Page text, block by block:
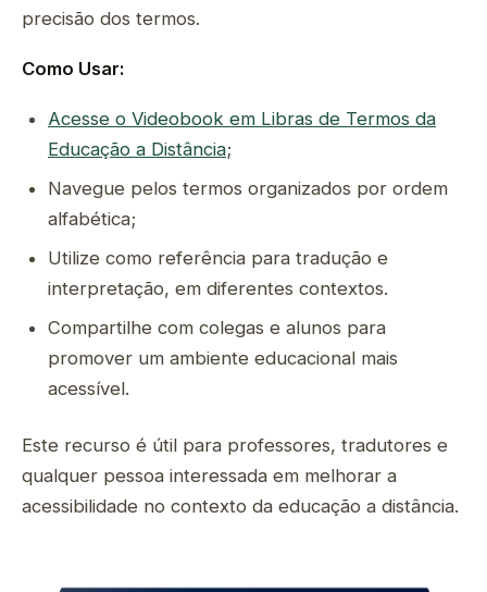
precisão dos termos.
Como Usar:
Acesse o Videobook em Libras de Termos da
Educação a Distância;
Navegue pelos termos organizados por ordem
alfabética;
Utilize como referência para tradução e
interpretação, em diferentes contextos.
Compartilhe com colegas e alunos para
promover um ambiente educacional mais
acessível.
Este recurso é útil para professores, tradutores e
qualquer pessoa interessada em melhorar a
acessibilidade no contexto da educação a distância.